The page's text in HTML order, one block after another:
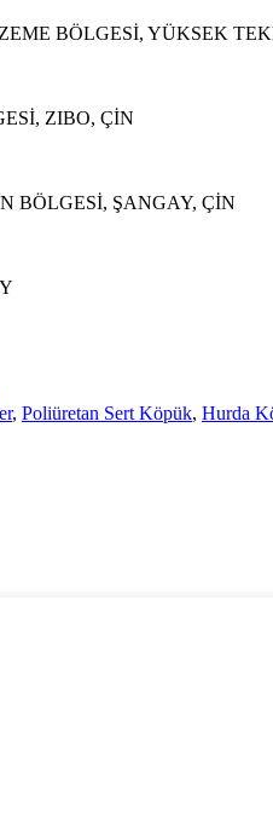
BÖLGESİ, YÜKSEK
ZIBO, ÇİN
BÖLGESİ, ŞANGAY, ÇİN
, Poliüretan Sert Köpük, Hurda